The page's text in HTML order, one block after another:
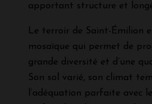
apportant structure et
Le terroir de Saint-Émilion
mosaïque qui permet de
grande diversité et d’une
Son sol varié, son climat
l’adéquation parfaite avec